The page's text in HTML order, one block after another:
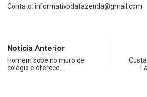
Contato: informativodafazenda@gmail.com
Notícia Anterior
Homem sobe no muro de
colégio e oferece…